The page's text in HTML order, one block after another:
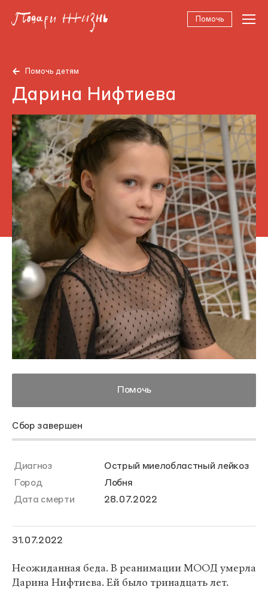
Помочь
Помочь детям
Дарина Нифтиева
Помочь
Сбор завершен
Диагноз
Острый миелобластный лейкоз
Город
Лобня
Дата смерти
28.07.2022
31.07.2022
Неожиданная беда. В реанимации МООД умерла
Дарина Нифтиева. Ей было тринадцать лет.